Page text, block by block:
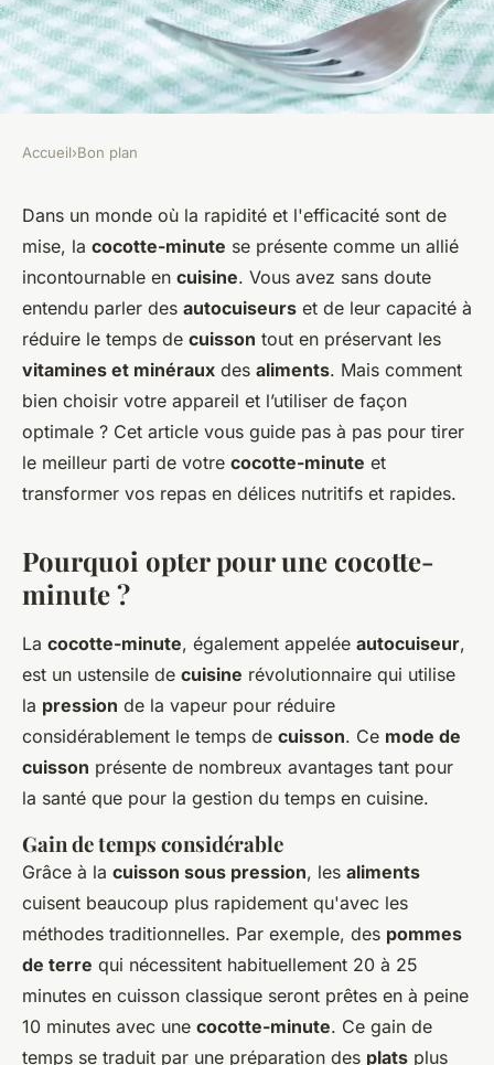
BON PLAN
Comment choisir et utiliser
une cocotte-minute pour des
plats rapides et tendres?
Célia•23 mai 2024 •6 min de lecture
Accueil›Bon plan
Dans un monde où la rapidité et l'efficacité sont de
mise, la cocotte-minute se présente comme un allié
incontournable en cuisine. Vous avez sans doute
entendu parler des autocuiseurs et de leur capacité à
réduire le temps de cuisson tout en préservant les
vitamines et minéraux des aliments. Mais comment
bien choisir votre appareil et l’utiliser de façon
optimale ? Cet article vous guide pas à pas pour tirer
le meilleur parti de votre cocotte-minute et
transformer vos repas en délices nutritifs et rapides.
Pourquoi opter pour une cocotte-
minute ?
La cocotte-minute, également appelée autocuiseur,
est un ustensile de cuisine révolutionnaire qui utilise
la pression de la vapeur pour réduire
considérablement le temps de cuisson. Ce mode de
cuisson présente de nombreux avantages tant pour
la santé que pour la gestion du temps en cuisine.
Gain de temps considérable
Grâce à la cuisson sous pression, les aliments
cuisent beaucoup plus rapidement qu'avec les
méthodes traditionnelles. Par exemple, des pommes
de terre qui nécessitent habituellement 20 à 25
minutes en cuisson classique seront prêtes en à peine
10 minutes avec une cocotte-minute. Ce gain de
temps se traduit par une préparation des plats plus